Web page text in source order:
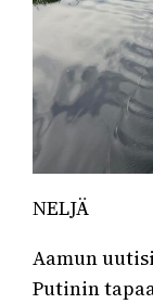
NELJÄ
Aamun
Putinin